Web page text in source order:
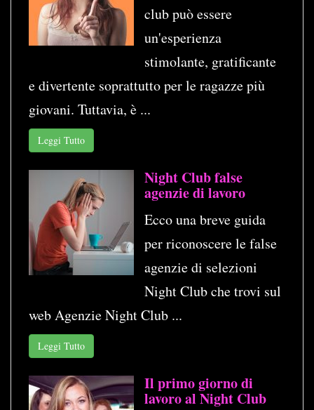
club può essere
un'esperienza
stimolante, gratificante
e divertente soprattutto per le ragazze più
giovani. Tuttavia, è ...
Leggi Tutto
Night Club false
agenzie di lavoro
Ecco una breve guida
per riconoscere le false
agenzie di selezioni
Night Club che trovi sul
web Agenzie Night Club ...
Leggi Tutto
Il primo giorno di
lavoro al Night Club